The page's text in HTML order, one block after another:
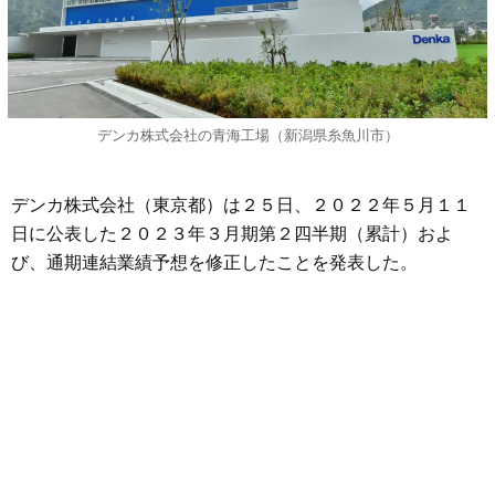
デンカ株式会社の青海工場（新潟県糸魚川市）
デンカ株式会社（東京都）は２５日、２０２２年５月１１
日に公表した２０２３年３月期第２四半期（累計）およ
び、通期連結業績予想を修正したことを発表した。